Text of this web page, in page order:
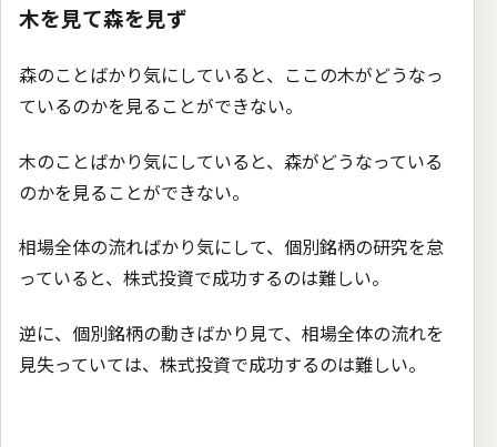
木を見て森を見ず
森のことばかり気にしていると、ここの木がどうなっ
ているのかを見ることができない。
木のことばかり気にしていると、森がどうなっている
のかを見ることができない。
相場全体の流ればかり気にして、個別銘柄の研究を怠
っていると、株式投資で成功するのは難しい。
逆に、個別銘柄の動きばかり見て、相場全体の流れを
見失っていては、株式投資で成功するのは難しい。